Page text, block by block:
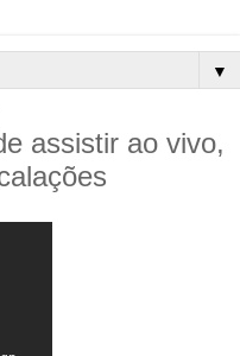
▼
assistir ao vivo,